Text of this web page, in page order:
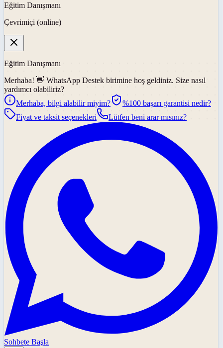
Eğitim Danışmanı
Çevrimiçi (online)
Eğitim Danışmanı
Merhaba! 👋 WhatsApp Destek birimine hoş geldiniz. Size nasıl
yardımcı olabiliriz?
Merhaba, bilgi alabilir miyim?
%100 başarı garantisi nedir?
Fiyat ve taksit seçenekleri
Lütfen beni arar mısınız?
Sohbete Başla